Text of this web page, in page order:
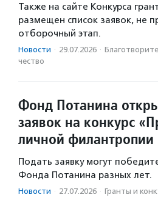
Также на сайте Конкурса
размещен список заявок, не
отборочный этап.
Новости · 29.07.2026 ·
чест­во
Фонд Потанина
заявок на конкурс
личной филантропии
Подать заявку могут
Фонда Потанина разных лет.
Новости · 27.07.2026 · Гранты и